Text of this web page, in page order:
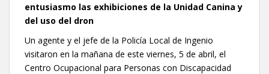
entusiasmo las exhibiciones de la Unidad Canina y
del uso del dron
Un agente y el jefe de la Policía Local de Ingenio
visitaron en la mañana de este viernes, 5 de abril, el
Centro Ocupacional para Personas con Discapacidad